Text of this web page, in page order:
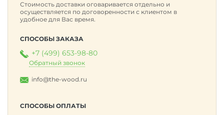
Стоимость доставки оговаривается отдельно и
осуществляется по договоренности с клиентом в
удобное для Вас время.
СПОСОБЫ ЗАКАЗА
+7 (499) 653-98-80
Обратный звонок
info@the-wood.ru
СПОСОБЫ ОПЛАТЫ